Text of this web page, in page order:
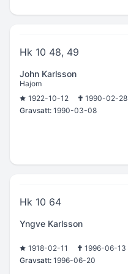
Hk 10 48, 49
John Karlsson
Hajom
1922-10-12
1990-02-28
Gravsatt: 1990-03-08
Hk 10 64
Yngve Karlsson
1918-02-11
1996-06-13
Gravsatt: 1996-06-20